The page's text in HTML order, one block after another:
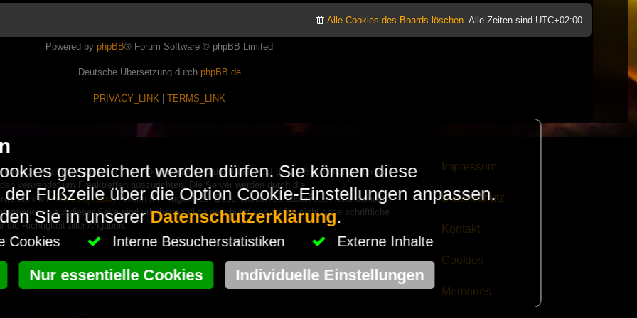
Alle Zeiten sind UTC+02:00
Alle Cookies des Boards löschen
Powered by phpBB® Forum Software © phpBB Limited
Deutsche Übersetzung durch phpBB.de
PRIVACY_LINK TERMS_LINK
Wir sind nicht kommerziell und die Banner auf dieser Seite finanzieren die
verwendet um Freaktreffen auszurichten. Die Server werden durch die
wirHomepageEasy. Wenn Ihr Fragen oder Beschwerden zu LaserFreak habt schickt
auf dieser Seite sind urheberrechtlich geschützt und dürfen nicht ohne schriftliche
die Richtigkeit aller Angaben.
Impressum
Datenschutz
Kontakt
Cookies
Memories
gespeichert werden dürfen. Sie können diese
Fußzeile über die Option Cookie-Einstellungen anpassen.
Sie in unsererDatenschutzerklärung.
Cookies Interne Besucherstatistiken Externe Inhalte
Nur essentielle Cookies Individuelle Einstellungen